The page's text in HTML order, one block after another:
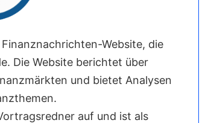
Website, die
Die Website berichtet über
und bietet Analysen
auf und ist als